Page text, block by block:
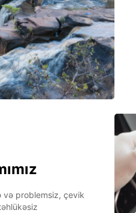
və problemsiz, çevik